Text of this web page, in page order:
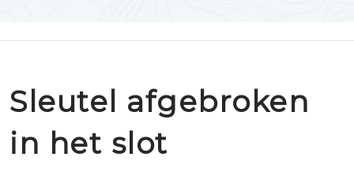
Sleutel afgebroken
in het slot